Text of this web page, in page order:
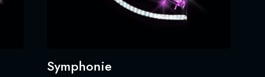
Symphonie